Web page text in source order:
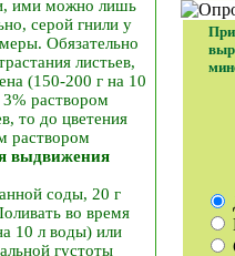
ими можно лишь
серой гнили у
Обязательно
листьев,
(150-200 г на 10
раствором
то до цветения
раствором
выдвижения
соды, 20 г
во время
10 л воды) или
густоты